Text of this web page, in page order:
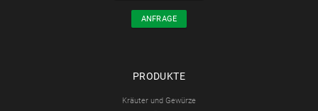
ANFRAGE
PRODUKTE
Kräuter und Gewürze